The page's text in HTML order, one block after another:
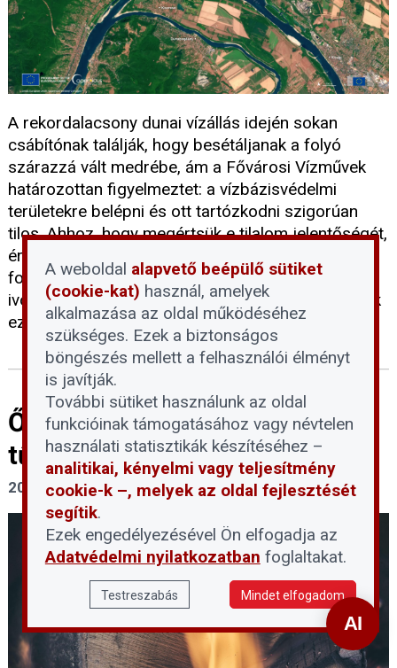
A rekordalacsony dunai vízállás idején sokan
csábítónak találják, hogy besétáljanak a folyó
szárazzá vált medrébe, ám a Fővárosi Vízművek
határozottan figyelmeztet: a vízbázisvédelmi
területekre belépni és ott tartózkodni szigorúan
tilos. Ahhoz, hogy megértsük e tilalom jelentőségét,
érdemes tisztázni, mit jelent pontosan a vízbázis
fogalma, és miért jelenthet kockázatot a lakossági
ivóvízellátásra az emberi jelenlét a Duna medrének
ezen részein.
Ősztől 5 százalékra csökken a
tűzifa áfája
2026. július 30.
A weboldal alapvető beépülő sütiket
(cookie-kat) használ, amelyek
alkalmazása az oldal működéséhez
szükséges. Ezek a biztonságos
böngészés mellett a felhasználói élményt
is javítják.
További sütiket használunk az oldal
funkcióinak támogatásához vagy névtelen
használati statisztikák készítéséhez –
analitikai, kényelmi vagy teljesítmény
cookie-k –, melyek az oldal fejlesztését
segítik.
Ezek engedélyezésével Ön elfogadja az
Adatvédelmi nyilatkozatban foglaltakat.
Testreszabás Mindet elfogadom